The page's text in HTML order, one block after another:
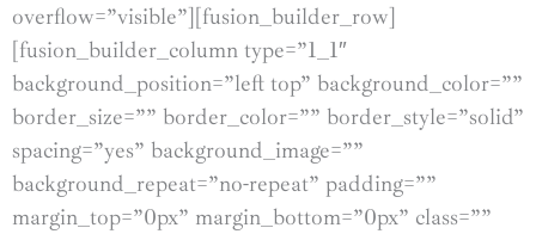
overflow=”visible”][fusion_builder_row]
[fusion_builder_column type=”1_1″
background_position=”left top” background_color=””
border_size=”” border_color=”” border_style=”solid”
spacing=”yes” background_image=””
background_repeat=”no-repeat” padding=””
margin_top=”0px” margin_bottom=”0px” class=””